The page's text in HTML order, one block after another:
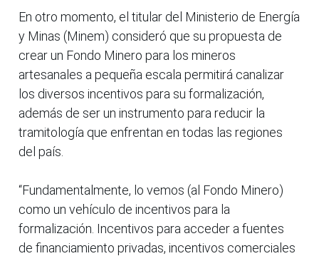
En otro momento, el titular del Ministerio de Energía
y Minas (Minem) consideró que su propuesta de
crear un Fondo Minero para los mineros
artesanales a pequeña escala permitirá canalizar
los diversos incentivos para su formalización,
además de ser un instrumento para reducir la
tramitología que enfrentan en todas las regiones
del país.
“Fundamentalmente, lo vemos (al Fondo Minero)
como un vehículo de incentivos para la
formalización. Incentivos para acceder a fuentes
de financiamiento privadas, incentivos comerciales